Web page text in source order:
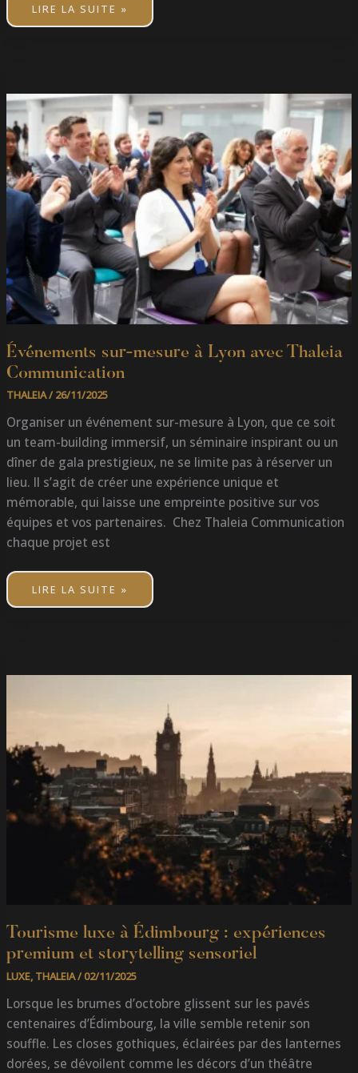
LIRE LA SUITE »
Événements sur-mesure à Lyon avec Thaleia
Communication
THALEIA/ 26/11/2025
Organiser un événement sur-mesure à Lyon, que ce soit
un team-building immersif, un séminaire inspirant ou un
dîner de gala prestigieux, ne se limite pas à réserver un
lieu. Il s’agit de créer une expérience unique et
mémorable, qui laisse une empreinte positive sur vos
équipes et vos partenaires. Chez Thaleia Communication
chaque projet est
ÉVÉNEMENTS
SUR-
MESURE
LYON
AVEC
THALEIA
COMMUNICATION
LIRE LA SUITE »
Tourisme luxe à Édimbourg : expériences
premium et storytelling sensoriel
LUXE, THALEIA/02/11/2025
Lorsque les brumes d’octobre glissent sur les pavés
centenaires d’Édimbourg, la ville semble retenir son
souffle. Les closes gothiques, éclairées par des lanternes
dorées, se dévoilent comme les décors d’un théâtre
TOURISME
ET
STORYTELLING
SENSORIEL